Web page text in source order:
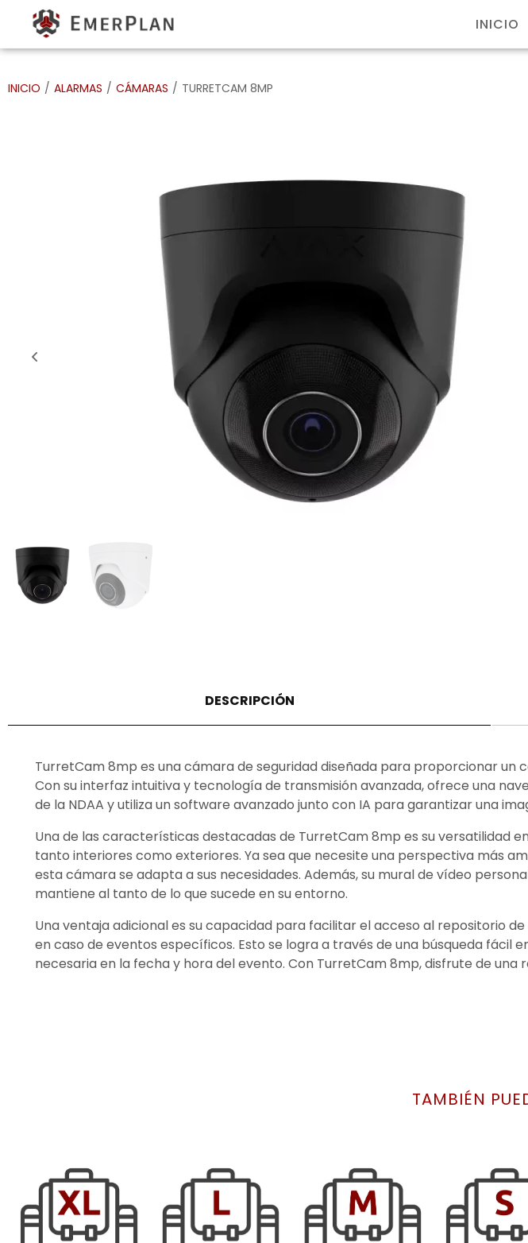
INICIO
INICIO / ALARMAS / CÁMARAS / TURRETCAM 8MP
DESCRIPCIÓN
TurretCam 8mp es una cámara de seguridad diseñada para proporcionar
Con su interfaz intuitiva y tecnología de transmisión avanzada, ofrece una
de la NDAA y utiliza un software avanzado junto con IA para garantizar una
Una de las características destacadas de TurretCam 8mp es su versatilidad
tanto interiores como exteriores. Ya sea que necesite una perspectiva más
esta cámara se adapta a sus necesidades. Además, su mural de vídeo
mantiene al tanto de lo que sucede en su entorno.
Una ventaja adicional es su capacidad para facilitar el acceso al repositorio
en caso de eventos específicos. Esto se logra a través de una búsqueda
necesaria en la fecha y hora del evento. Con TurretCam 8mp, disfrute de una
TAMBIÉN